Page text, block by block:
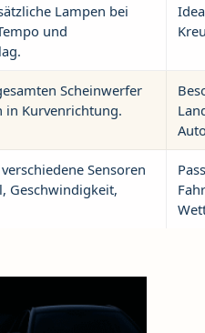
Lampen bei
und
Scheinwerfer
in Kurvenrichtung.
Sensoren
Geschwindigkeit,